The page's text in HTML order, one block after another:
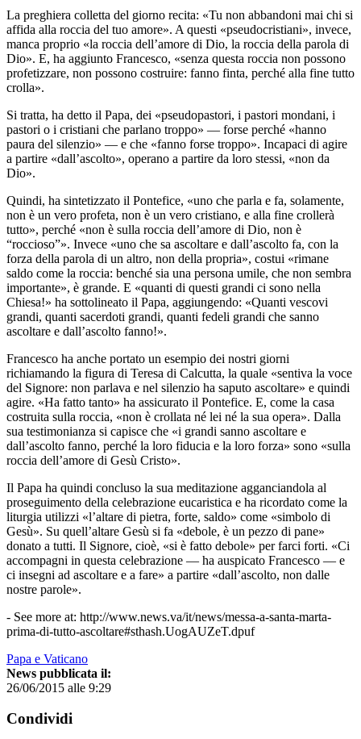
La preghiera colletta del giorno recita: «Tu non abbandoni mai chi si
affida alla roccia del tuo amore». A questi «pseudocristiani», invece,
manca proprio «la roccia dell’amore di Dio, la roccia della parola di
Dio». E, ha aggiunto Francesco, «senza questa roccia non possono
profetizzare, non possono costruire: fanno finta, perché alla fine tutto
crolla».
Si tratta, ha detto il Papa, dei «pseudopastori, i pastori mondani, i
pastori o i cristiani che parlano troppo» — forse perché «hanno
paura del silenzio» — e che «fanno forse troppo». Incapaci di agire
a partire «dall’ascolto», operano a partire da loro stessi, «non da
Dio».
Quindi, ha sintetizzato il Pontefice, «uno che parla e fa, solamente,
non è un vero profeta, non è un vero cristiano, e alla fine crollerà
tutto», perché «non è sulla roccia dell’amore di Dio, non è
“roccioso”». Invece «uno che sa ascoltare e dall’ascolto fa, con la
forza della parola di un altro, non della propria», costui «rimane
saldo come la roccia: benché sia una persona umile, che non sembra
importante», è grande. E «quanti di questi grandi ci sono nella
Chiesa!» ha sottolineato il Papa, aggiungendo: «Quanti vescovi
grandi, quanti sacerdoti grandi, quanti fedeli grandi che sanno
ascoltare e dall’ascolto fanno!».
Francesco ha anche portato un esempio dei nostri giorni
richiamando la figura di Teresa di Calcutta, la quale «sentiva la voce
del Signore: non parlava e nel silenzio ha saputo ascoltare» e quindi
agire. «Ha fatto tanto» ha assicurato il Pontefice. E, come la casa
costruita sulla roccia, «non è crollata né lei né la sua opera». Dalla
sua testimonianza si capisce che «i grandi sanno ascoltare e
dall’ascolto fanno, perché la loro fiducia e la loro forza» sono «sulla
roccia dell’amore di Gesù Cristo».
Il Papa ha quindi concluso la sua meditazione agganciandola al
proseguimento della celebrazione eucaristica e ha ricordato come la
liturgia utilizzi «l’altare di pietra, forte, saldo» come «simbolo di
Gesù». Su quell’altare Gesù si fa «debole, è un pezzo di pane»
donato a tutti. Il Signore, cioè, «si è fatto debole» per farci forti. «Ci
accompagni in questa celebrazione — ha auspicato Francesco — e
ci insegni ad ascoltare e a fare» a partire «dall’ascolto, non dalle
nostre parole».
- See more at: http://www.news.va/it/news/messa-a-santa-marta-
prima-di-tutto-ascoltare#sthash.UogAUZeT.dpuf
Papa e Vaticano
News pubblicata il:
26/06/2015 alle 9:29
Condividi